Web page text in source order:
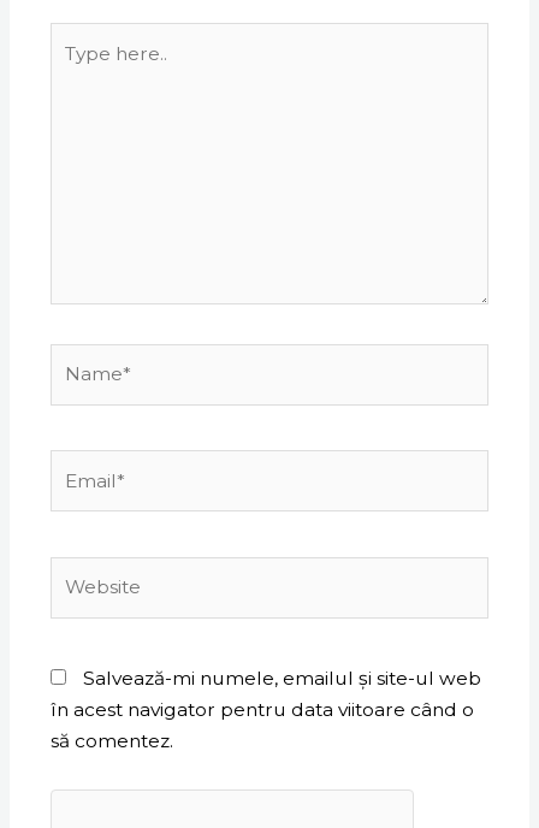
here..
Salvează-mi numele, emailul și site-ul web
în acest navigator pentru data viitoare când o
să comentez.